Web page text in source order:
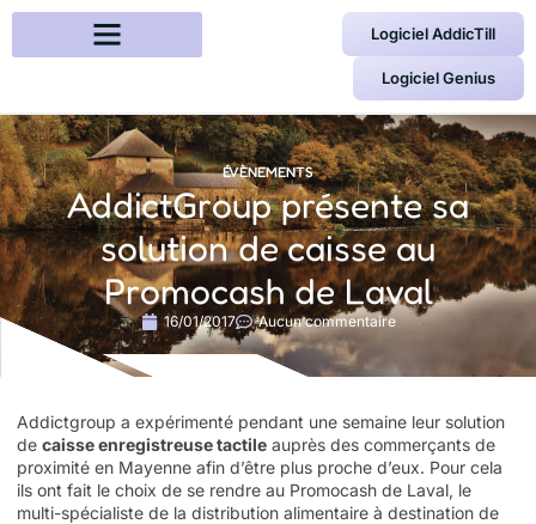
Logiciel AddicTill
Logiciel Genius
ÉVÈNEMENTS
AddictGroup présente sa
solution de caisse au
Promocash de Laval
16/01/2017 Aucun commentaire
Addictgroup a expérimenté pendant une semaine leur solution
de caisse enregistreuse tactile auprès des commerçants de
proximité en Mayenne afin d’être plus proche d’eux. Pour cela
ils ont fait le choix de se rendre au Promocash de Laval, le
multi-spécialiste de la distribution alimentaire à destination de